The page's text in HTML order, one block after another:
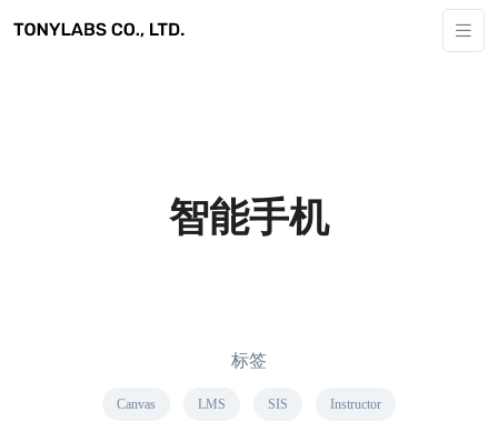
智能手机
标签
Canvas LMS SIS Instructor